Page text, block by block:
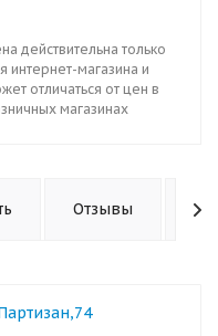
действительна только
интернет-магазина и
отличаться от цен в
магазинах
Отзывы